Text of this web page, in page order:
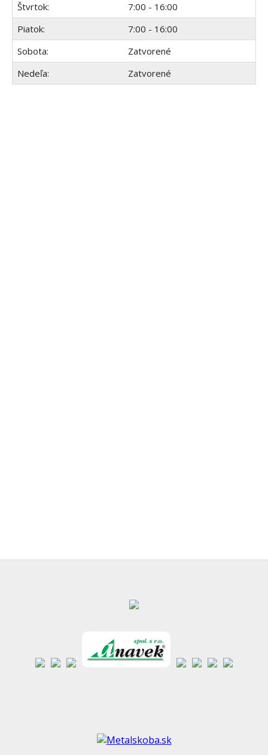
Štvrtok:
7:00 - 16:00
Piatok:
7:00 - 16:00
Sobota:
Zatvorené
Nedeľa:
Zatvorené